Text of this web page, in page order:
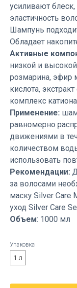
Упаковка
1 л
усиливают блеск,
эластичность
Шампунь
Обладает
Активные
низкой и
розмарина, эфир
кислота,
комплекс
Применение:
равномерно
движениями в
количеством
использовать
Рекомендации:
за волосами
маску Silver
уход Silver Care
Объем: 1000 мл